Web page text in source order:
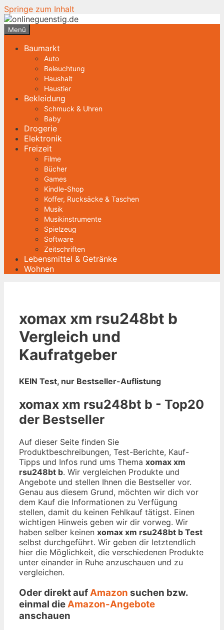
Springe zum Inhalt
Menü
Baumarkt
Auto
Beleuchtung
Haushalt
Haustier
Bekleidung
Schmuck & Uhren
Baby
Drogerie
Elektronik
Freizeit
Filme
Bücher
Games
Kindle-Shop
Koffer, Rucksäcke & Taschen
Musik
Musikinstrumente
Spielzeug
Software
Zeitschriften
Lebensmittel & Getränke
Wohnen
xomax xm rsu248bt b
Vergleich und
Kaufratgeber
KEIN Test, nur Bestseller-Auflistung
xomax xm rsu248bt b - Top20
der Bestseller
Auf dieser Seite finden Sie
Produktbeschreibungen, Test-Berichte, Kauf-
Tipps und Infos rund ums Thema xomax xm
rsu248bt b. Wir vergleichen Produkte und
Angebote und stellen Ihnen die Bestseller vor.
Genau aus diesem Grund, möchten wir dich vor
dem Kauf die Informationen zu Verfügung
stellen, damit du keinen Fehlkauf tätigst. Einen
wichtigen Hinweis geben wir dir vorweg. Wir
haben selber keinen xomax xm rsu248bt b Test
selbst durchgeführt. Wir geben dir letztendlich
hier die Möglichkeit, die verschiedenen Produkte
unter einander in Ruhe anzuschauen und zu
vergleichen.
Oder direkt aufAmazon suchen bzw.
einmal dieAmazon-Angebote
anschauen